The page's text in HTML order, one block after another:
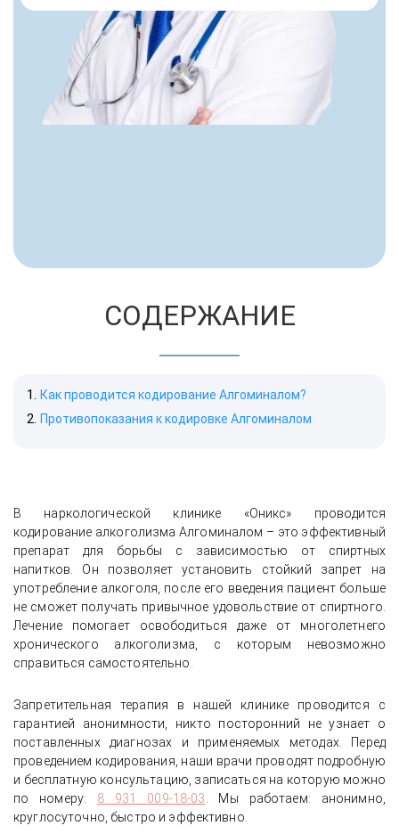
СОДЕРЖАНИЕ
Как проводится кодирование Алгоминалом?
Противопоказания к кодировке Алгоминалом
В наркологической клинике «Оникс» проводится
кодирование алкоголизма Алгоминалом – это эффективный
препарат для борьбы с зависимостью от спиртных
напитков. Он позволяет установить стойкий запрет на
употребление алкоголя, после его введения пациент больше
не сможет получать привычное удовольствие от спиртного.
Лечение помогает освободиться даже от многолетнего
хронического алкоголизма, с которым невозможно
справиться самостоятельно.
Запретительная терапия в нашей клинике проводится с
гарантией анонимности, никто посторонний не узнает о
поставленных диагнозах и применяемых методах. Перед
проведением кодирования, наши врачи проводят подробную
и бесплатную консультацию, записаться на которую можно
по номеру: 8 931 009-18-03 . Мы работаем: анонимно,
круглосуточно, быстро и эффективно.